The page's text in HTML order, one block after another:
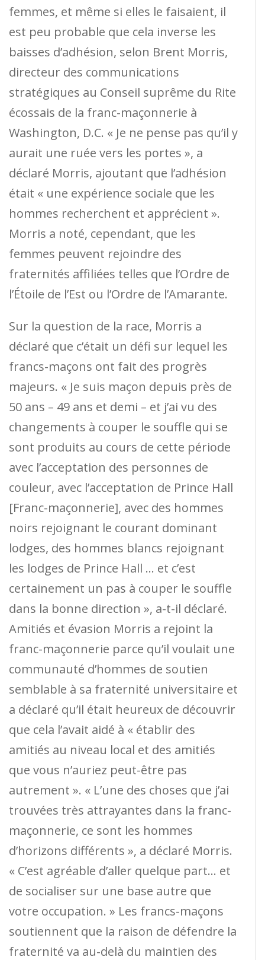
femmes, et même si elles le faisaient, il
est peu probable que cela inverse les
baisses d’adhésion, selon Brent Morris,
directeur des communications
stratégiques au Conseil suprême du Rite
écossais de la franc-maçonnerie à
Washington, D.C. « Je ne pense pas qu’il y
aurait une ruée vers les portes », a
déclaré Morris, ajoutant que l’adhésion
était « une expérience sociale que les
hommes recherchent et apprécient ».
Morris a noté, cependant, que les
femmes peuvent rejoindre des
fraternités affiliées telles que l’Ordre de
l’Étoile de l’Est ou l’Ordre de l’Amarante.
Sur la question de la race, Morris a
déclaré que c’était un défi sur lequel les
francs-maçons ont fait des progrès
majeurs. « Je suis maçon depuis près de
50 ans – 49 ans et demi – et j’ai vu des
changements à couper le souffle qui se
sont produits au cours de cette période
avec l’acceptation des personnes de
couleur, avec l’acceptation de Prince Hall
[Franc-maçonnerie], avec des hommes
noirs rejoignant le courant dominant
lodges, des hommes blancs rejoignant
les lodges de Prince Hall … et c’est
certainement un pas à couper le souffle
dans la bonne direction », a-t-il déclaré.
Amitiés et évasion Morris a rejoint la
franc-maçonnerie parce qu’il voulait une
communauté d’hommes de soutien
semblable à sa fraternité universitaire et
a déclaré qu’il était heureux de découvrir
que cela l’avait aidé à « établir des
amitiés au niveau local et des amitiés
que vous n’auriez peut-être pas
autrement ». « L’une des choses que j’ai
trouvées très attrayantes dans la franc-
maçonnerie, ce sont les hommes
d’horizons différents », a déclaré Morris.
« C’est agréable d’aller quelque part… et
de socialiser sur une base autre que
votre occupation. » Les francs-maçons
soutiennent que la raison de défendre la
fraternité va au-delà du maintien des